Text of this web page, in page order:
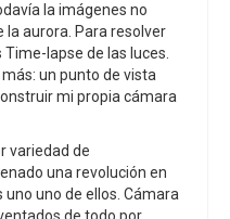
la imágenes no
aurora. Para resolver
lapse de las luces.
un punto de vista
mi propia cámara
variedad de
una revolución en
uno de ellos. Cámara